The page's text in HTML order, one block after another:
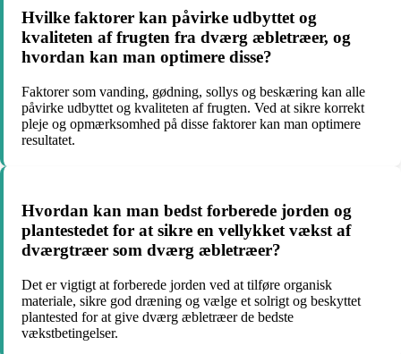
Hvilke faktorer kan påvirke udbyttet og
kvaliteten af frugten fra dværg æbletræer, og
hvordan kan man optimere disse?
Faktorer som vanding, gødning, sollys og beskæring kan alle
påvirke udbyttet og kvaliteten af frugten. Ved at sikre korrekt
pleje og opmærksomhed på disse faktorer kan man optimere
resultatet.
Hvordan kan man bedst forberede jorden og
plantestedet for at sikre en vellykket vækst af
dværgtræer som dværg æbletræer?
Det er vigtigt at forberede jorden ved at tilføre organisk
materiale, sikre god dræning og vælge et solrigt og beskyttet
plantested for at give dværg æbletræer de bedste
vækstbetingelser.